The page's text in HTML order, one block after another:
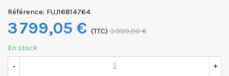
Référence: FUJ16814764
3 799,05 € (TTC) 3 999,00 €
En stock
- +